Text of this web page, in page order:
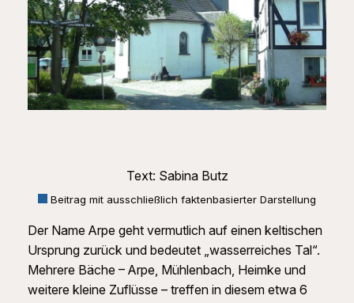
Text: Sabina Butz
Beitrag mit ausschließlich faktenbasierter Darstellung
Der Name Arpe geht vermutlich auf einen keltischen
Ursprung zurück und bedeutet „wasserreiches Tal“.
Mehrere Bäche – Arpe, Mühlenbach, Heimke und
weitere kleine Zuflüsse – treffen in diesem etwa 6